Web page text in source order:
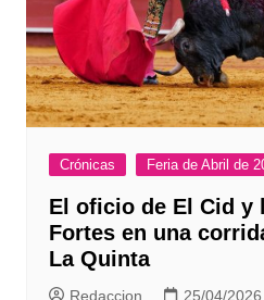
Crónicas Feria de Abril de
El oficio de El Cid y
Fortes en una
La Quinta
Redaccion 25/04/2026